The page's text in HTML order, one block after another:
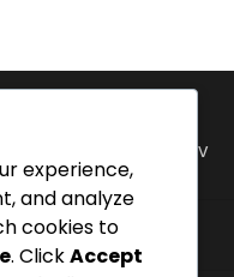
på søvn: Analyse av
nattlig syre
experience,
and analyze
cookies to
. ClickAccept